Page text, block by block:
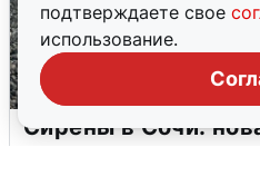
подтверждаете свое
использование.
Сирены в Сочи: